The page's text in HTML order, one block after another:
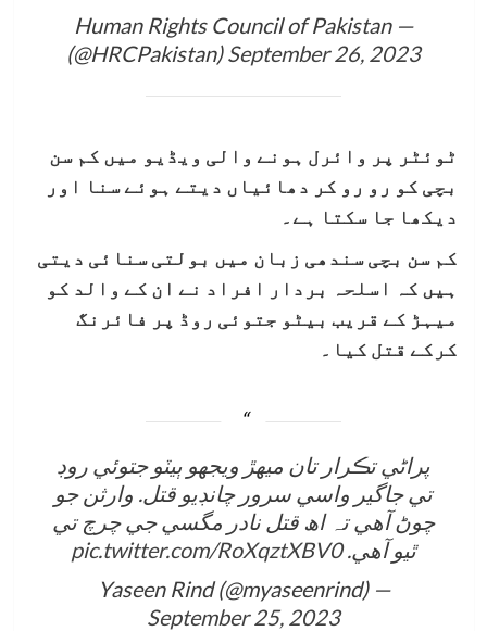
— Human Rights Council of Pakistan
(@HRCPakistan)September 26, 2023
ٹوئٹر پر وائرل ہونے والی ویڈیو میں کم سن
بچی کو رو رو کر دھائیاں دیتے ہوئے سنا اور
دیکھا جا سکتا ہے۔
کم سن بچی سندھی زبان میں بولتی سنائی دیتی
ہیں کہ اسلحہ بردار افراد نے ان کے والد کو
میہڑ کے قریب بیٹو جتوئی روڈ پر فائرنگ
کرکے قتل کیا۔
پراڻي تڪرار تان ميھڙ ويجھو ٻيٽو جتوئي روڊ
تي جاگير واسي سرور چانڊيو قتل. وارثن جو
چوڻ آھي تہ اھ قتل نادر مگسي جي چرچ تي
ٿيو آھي.pic.twitter.com/RoXqztXBV0
— Yaseen Rind (@myaseenrind)
September 25, 2023